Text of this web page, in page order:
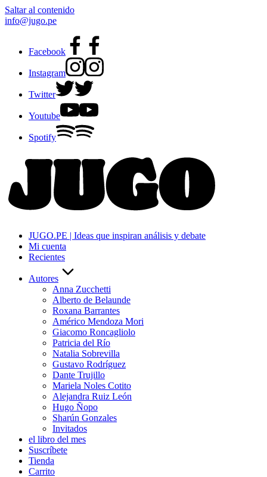
Saltar al contenido
info@jugo.pe
Facebook
Instagram
Twitter
Youtube
Spotify
JUGO.PE | Ideas que inspiran análisis y debate
Mi cuenta
Recientes
Autores
Anna Zucchetti
Alberto de Belaunde
Roxana Barrantes
Américo Mendoza Mori
Giacomo Roncagliolo
Patricia del Río
Natalia Sobrevilla
Gustavo Rodríguez
Dante Trujillo
Mariela Noles Cotito
Alejandra Ruiz León
Hugo Ñopo
Sharún Gonzales
Invitados
el libro del mes
Suscríbete
Tienda
Carrito